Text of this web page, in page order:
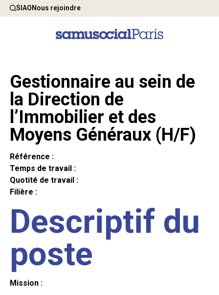
SIAONous rejoindre
Gestionnaire au sein de
la Direction de
l’Immobilier et des
Moyens Généraux (H/F)
Référence :
Temps de travail :
Quotité de travail :
Filière :
Descriptif du
poste
Mission :